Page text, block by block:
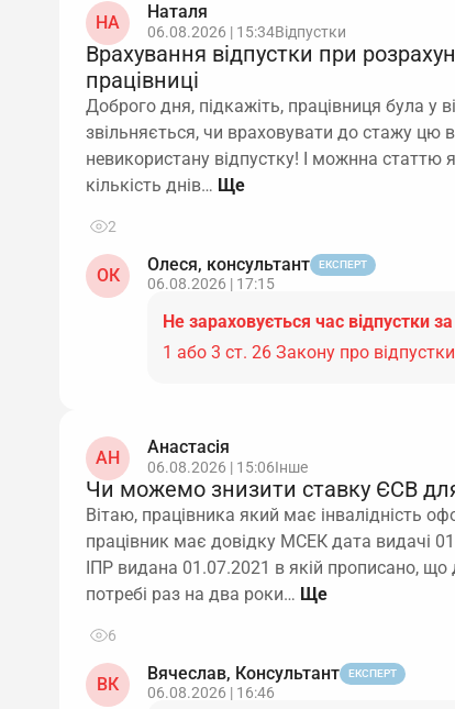
НА
Наталя
06.08.2026 | 15:34Відпустки
Врахування відпустки при
працівниці
Доброго дня, підкажіть, працівниця була у
звільняється, чи враховувати до стажу цю
невикористану відпустку! І можнна статтю
кількість днів…
2
ОК
Олеся, консультант ЕКСПЕРТ
06.08.2026 | 17:15
Не зараховується час відпустки
1 або 3 ст. 26 Закону про
АН
Анастасія
06.08.2026 | 15:06Інше
Чи можемо знизити ставку ЄСВ
Вітаю, працівника який має інвалідність
працівник має довідку МСЕК дата видачі
ІПР видана 01.07.2021 в якій прописано,
потребі раз на два роки…
6
ВК
Вячеслав, Консультант ЕКСПЕРТ
06.08.2026 | 16:46